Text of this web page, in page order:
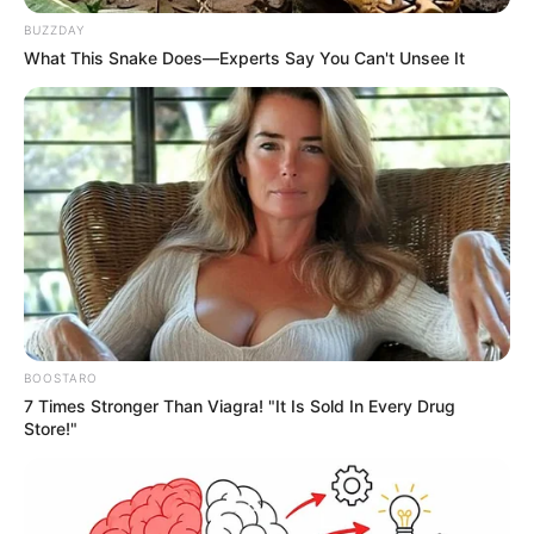
O número total de 2022 já é quase nove vezes superior ao
registrado nas eleições gerais de 2018, quando foram registradas
212 denúncias. Para denunciar, trabalhadores podem usar o
aplicativo Pardal, do TSE, ou acionar o MPT.
MATÉRIA ANTERIOR
Prática é quando patrão ameaça empregado para votar em algum
BUZZDAY
What This Snake Does—Experts Say You Can't Unsee It
BOOSTARO
7 Times Stronger Than Viagra! "It Is Sold In Every Drug
Store!"